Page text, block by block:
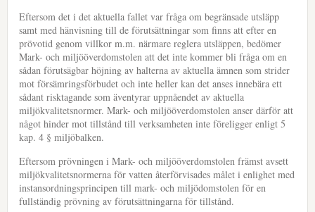
Eftersom det i det aktuella fallet var fråga om begränsade utsläpp
samt med hänvisning till de förutsättningar som finns att efter en
prövotid genom villkor m.m. närmare reglera utsläppen, bedömer
Mark- och miljööverdomstolen att det inte kommer bli fråga om en
sådan förutsägbar höjning av halterna av aktuella ämnen som strider
mot försämringsförbudet och inte heller kan det anses innebära ett
sådant risktagande som äventyrar uppnåendet av aktuella
miljökvalitetsnormer. Mark- och miljööverdomstolen anser därför att
något hinder mot tillstånd till verksamheten inte föreligger enligt 5
kap. 4 § miljöbalken.
Eftersom prövningen i Mark- och miljööverdomstolen främst avsett
miljökvalitetsnormerna för vatten återförvisades målet i enlighet med
instansordningsprincipen till mark- och miljödomstolen för en
fullständig prövning av förutsättningarna för tillstånd.